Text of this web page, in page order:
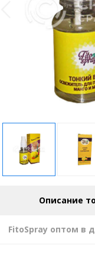
Описание
FitoSpray оптом в